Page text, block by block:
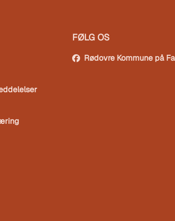
FØLG OS
Rødovre Kommune på